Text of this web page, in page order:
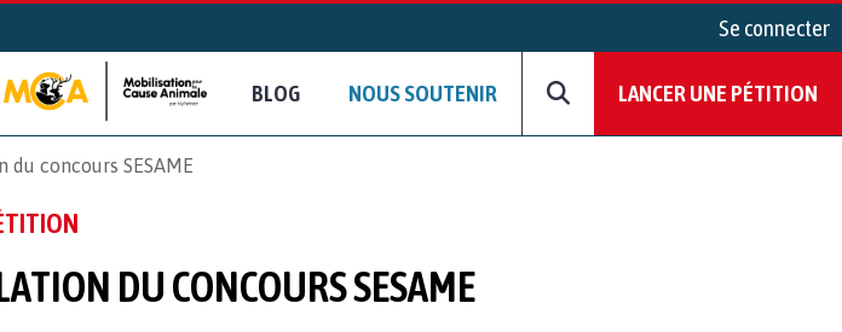
Se connecter
BLOG NOUS SOUTENIR LANCER UNE PÉTITION
concours SESAME
DU CONCOURS SESAME